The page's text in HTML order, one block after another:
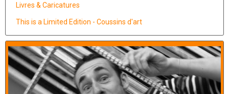
Livres & Caricatures
This is a Limited Edition - Coussins d'art